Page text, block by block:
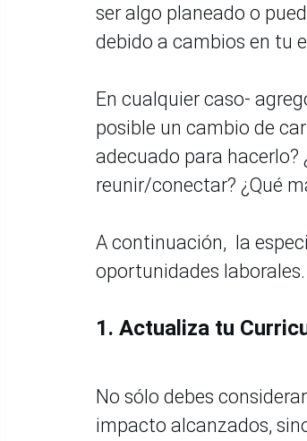
ser algo planeado o
debido a cambios en tu
En cualquier caso-
posible un cambio de
adecuado para hacerlo?
reunir/conectar? ¿Qué
A continuación, la
oportunidades laborales.
1. Actualiza tu
No sólo debes
impacto alcanzados,